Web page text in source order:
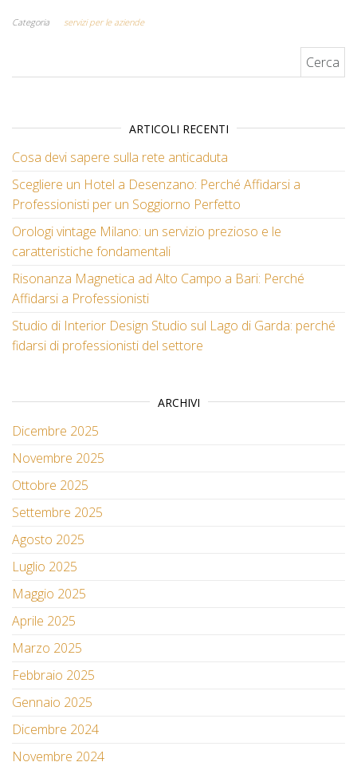
Categoria servizi per le aziende
ARTICOLI RECENTI
Cosa devi sapere sulla rete anticaduta
Scegliere un Hotel a Desenzano: Perché Affidarsi a
Professionisti per un Soggiorno Perfetto
Orologi vintage Milano: un servizio prezioso e le
caratteristiche fondamentali
Risonanza Magnetica ad Alto Campo a Bari: Perché
Affidarsi a Professionisti
Studio di Interior Design Studio sul Lago di Garda: perché
fidarsi di professionisti del settore
ARCHIVI
Dicembre 2025
Novembre 2025
Ottobre 2025
Settembre 2025
Agosto 2025
Luglio 2025
Maggio 2025
Aprile 2025
Marzo 2025
Febbraio 2025
Gennaio 2025
Dicembre 2024
Novembre 2024